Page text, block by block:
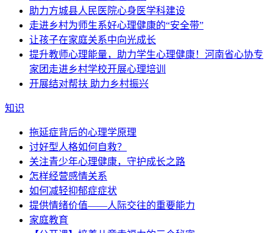
助力方城县人民医院心身医学科建设
走进乡村为师生系好心理健康的“安全带”
让孩子在家庭关系中向光成长
提升教师心理能量，助力学生心理健康！河南省心协专
家团走进乡村学校开展心理培训
开展结对帮扶 助力乡村振兴
知识
拖延症背后的心理学原理
讨好型人格如何自救？
关注青少年心理健康，守护成长之路
怎样经营感情关系
如何减轻抑郁症症状
提供情绪价值——人际交往的重要能力
家庭教育